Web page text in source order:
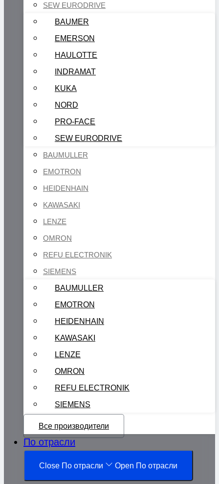
SEW EURODRIVE
BAUMER
EMERSON
HAULOTTE
INDRAMAT
KUKA
NORD
PRO-FACE
SEW EURODRIVE
BAUMULLER
EMOTRON
HEIDENHAIN
KAWASAKI
LENZE
OMRON
REFU ELECTRONIK
SIEMENS
BAUMULLER
EMOTRON
HEIDENHAIN
KAWASAKI
LENZE
OMRON
REFU ELECTRONIK
SIEMENS
Все производители
По отрасли
Close По отрасли Open По отрасли